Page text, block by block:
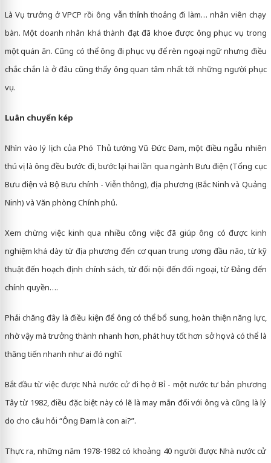
Là Vụ trưởng ở VPCP rồi ông vẫn thỉnh thoảng đi làm… nhân viên chạy
bàn. Một doanh nhân khá thành đạt đã khoe được ông phục vụ trong
một quán ăn. Cũng có thể ông đi phục vụ để rèn ngoại ngữ nhưng điều
chắc chắn là ở đâu cũng thấy ông quan tâm nhất tới những người phục
vụ.
Luân chuyển kép
Nhìn vào lý lịch của Phó Thủ tướng Vũ Đức Đam, một điều ngẫu nhiên
thú vị là ông đều bước đi, bước lại hai lần qua ngành Bưu điện (Tổng cục
Bưu điện và Bộ Bưu chính - Viễn thông), địa phương (Bắc Ninh và Quảng
Ninh) và Văn phòng Chính phủ.
Xem chừng việc kinh qua nhiều công việc đã giúp ông có được kinh
nghiệm khá dày từ địa phương đến cơ quan trung ương đầu não, từ kỹ
thuật đến hoạch định chính sách, từ đối nội đến đối ngoại, từ Đảng đến
chính quyền….
Phải chăng đây là điều kiện để ông có thể bổ sung, hoàn thiện năng lực,
nhờ vậy mà trưởng thành nhanh hơn, phát huy tốt hơn sở học và có thể là
thăng tiến nhanh như ai đó nghĩ.
Bắt đầu từ việc được Nhà nước cử đi học ở Bỉ - một nước tư bản phương
Tây từ 1982, điều đặc biệt này có lẽ là may mắn đối với ông và cũng là lý
do cho câu hỏi “Ông Đam là con ai?”.
Thực ra, những năm 1978-1982 có khoảng 40 người được Nhà nước cử